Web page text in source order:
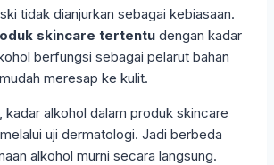
tidak dianjurkan sebagai kebiasaan.
skincare tertentu dengan kadar
berfungsi sebagai pelarut bahan
meresap ke kulit.
kadar alkohol dalam produk skincare
uji dermatologi. Jadi berbeda
alkohol murni secara langsung.